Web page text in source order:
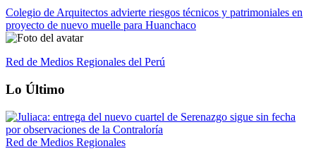
Colegio de Arquitectos advierte riesgos técnicos y patrimoniales en
proyecto de nuevo muelle para Huanchaco
Red de Medios Regionales del Perú
Lo Último
Red de Medios Regionales